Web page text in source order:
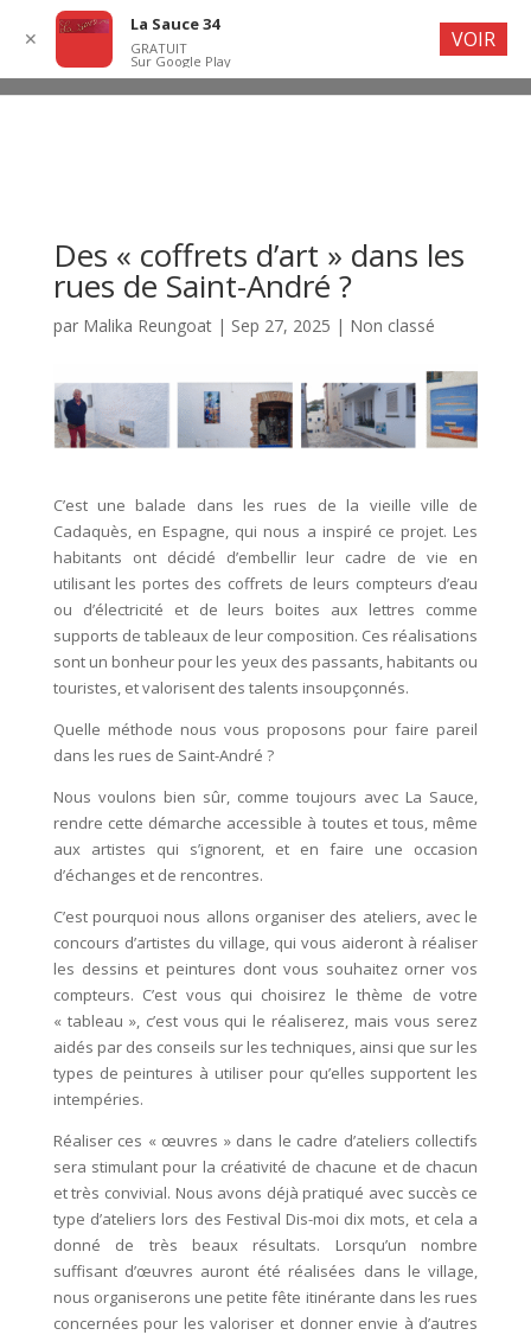
Des « coffrets d’art » dans les
rues de Saint-André ?
par Malika Reungoat| Sep 27, 2025 | Non classé
C’est une balade dans les rues de la vieille ville de
Cadaquès, en Espagne, qui nous a inspiré ce projet. Les
habitants ont décidé d’embellir leur cadre de vie en
utilisant les portes des coffrets de leurs compteurs d’eau
ou d’électricité et de leurs boites aux lettres comme
supports de tableaux de leur composition. Ces réalisations
sont un bonheur pour les yeux des passants, habitants ou
touristes, et valorisent des talents insoupçonnés.
Quelle méthode nous vous proposons pour faire pareil
dans les rues de Saint-André ?
Nous voulons bien sûr, comme toujours avec La Sauce,
rendre cette démarche accessible à toutes et tous, même
aux artistes qui s’ignorent, et en faire une occasion
d’échanges et de rencontres.
C’est pourquoi nous allons organiser des ateliers, avec le
concours d’artistes du village, qui vous aideront à réaliser
les dessins et peintures dont vous souhaitez orner vos
compteurs. C’est vous qui choisirez le thème de votre
« tableau », c’est vous qui le réaliserez, mais vous serez
aidés par des conseils sur les techniques, ainsi que sur les
types de peintures à utiliser pour qu’elles supportent les
intempéries.
Réaliser ces « œuvres » dans le cadre d’ateliers collectifs
sera stimulant pour la créativité de chacune et de chacun
et très convivial. Nous avons déjà pratiqué avec succès ce
type d’ateliers lors des Festival Dis-moi dix mots, et cela a
donné de très beaux résultats. Lorsqu’un nombre
suffisant d’œuvres auront été réalisées dans le village,
nous organiserons une petite fête itinérante dans les rues
concernées pour les valoriser et donner envie à d’autres
✕
La Sauce 34
GRATUIT
Sur Google Play
VOIR